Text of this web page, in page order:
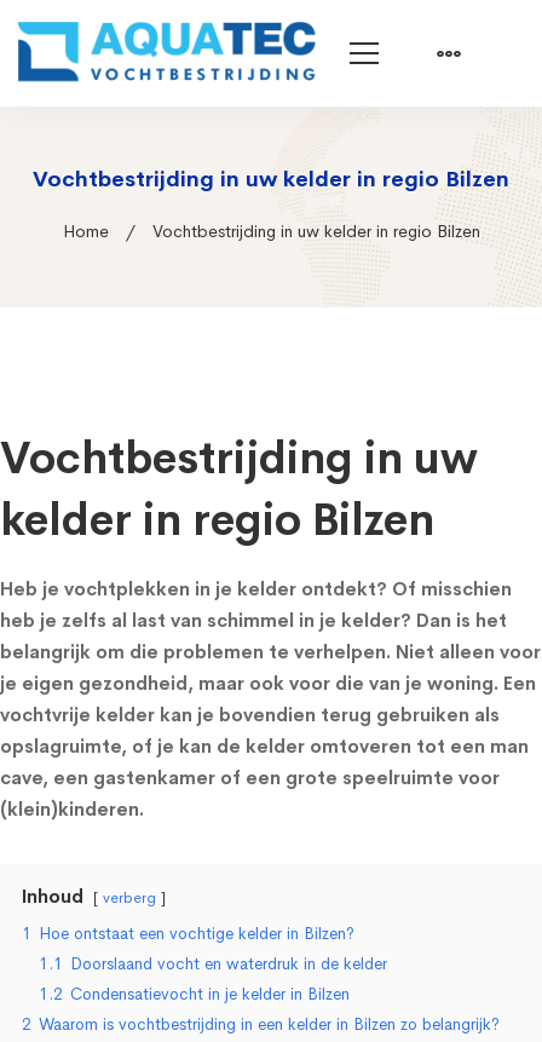
Vochtbestrijding in uw kelder in regio Bilzen
Home Vochtbestrijding in uw kelder in regio Bilzen
Vochtbestrijding in uw
kelder in regio Bilzen
Heb je vochtplekken in je kelder ontdekt? Of misschien
heb je zelfs al last van schimmel in je kelder? Dan is het
belangrijk om die problemen te verhelpen. Niet alleen voor
je eigen gezondheid, maar ook voor die van je woning. Een
vochtvrije kelder kan je bovendien terug gebruiken als
opslagruimte, of je kan de kelder omtoveren tot een man
cave, een gastenkamer of een grote speelruimte voor
(klein)kinderen.
Inhoud verberg
1 Hoe ontstaat een vochtige kelder in Bilzen?
1.1 Doorslaand vocht en waterdruk in de kelder
1.2 Condensatievocht in je kelder in Bilzen
2 Waarom is vochtbestrijding in een kelder in Bilzen zo belangrijk?